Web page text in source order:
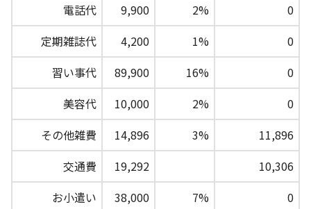
電話代
9,900 2%
0
定期雑誌代
4,200 1%
0
習い事代
89,900 16%
0
美容代
10,000 2%
0
その他雑費
14,896 3%
11,896
交通費
19,292
10,306
お小遣い
38,000 7% 0